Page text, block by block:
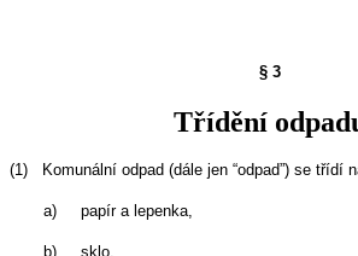
§ 3
Třídění
(1) Komunální odpad (dále jen “odpad”) se třídí
a) papír a lepenka,
b) sklo,